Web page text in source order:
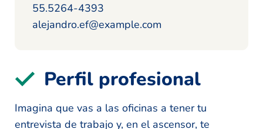
55.5264-4393
alejandro.ef@example.com
Perfil profesional
Imagina que vas a las oficinas a tener tu
entrevista de trabajo y, en el ascensor, te